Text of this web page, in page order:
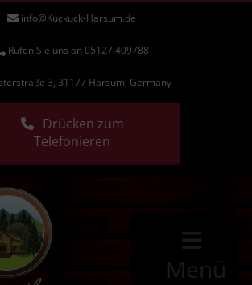
info@Kuckuck-Harsum.de
Rufen Sie uns an 05127 409788
3, 31177 Harsum, Germany
Drücken zum
Telefonieren
Menü